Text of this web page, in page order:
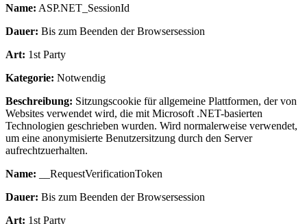
Name: ASP.NET_SessionId
Dauer: Bis zum Beenden der Browsersession
Art: 1st Party
Kategorie: Notwendig
Beschreibung: Sitzungscookie für allgemeine Plattformen, der von
Websites verwendet wird, die mit Microsoft .NET-basierten
Technologien geschrieben wurden. Wird normalerweise verwendet,
um eine anonymisierte Benutzersitzung durch den Server
aufrechtzuerhalten.
Name: __RequestVerificationToken
Dauer: Bis zum Beenden der Browsersession
Art: 1st Party